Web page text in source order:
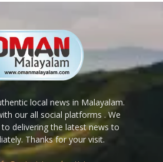
local news in Malayalam.
our all social platforms . We
delivering the latest news to
Thanks for your visit.